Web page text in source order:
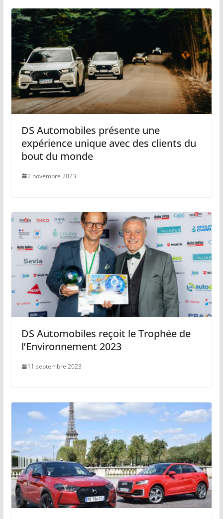
DS Automobiles présente une
expérience unique avec des clients du
bout du monde
2 novembre 2023
DS Automobiles reçoit le Trophée de
l’Environnement 2023
11 septembre 2023